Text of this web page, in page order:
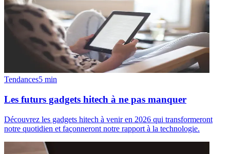
Tendances5 min
Les futurs gadgets hitech à ne pas manquer
Découvrez les gadgets hitech à venir en 2026 qui transformeront
notre quotidien et façonneront notre rapport à la technologie.